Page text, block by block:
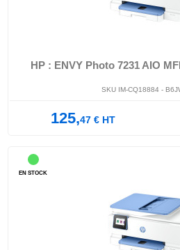
HP : ENVY Photo 7231 AIO
SKU IM-CQ18884 -
125,47€HT
EN STOCK